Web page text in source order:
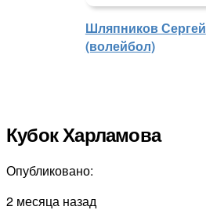
Шляпников Сергей
(волейбол)
Кубок Харламова
Опубликовано:
2 месяца назад